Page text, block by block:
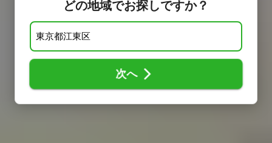
どの地域でお探しですか？
次へ